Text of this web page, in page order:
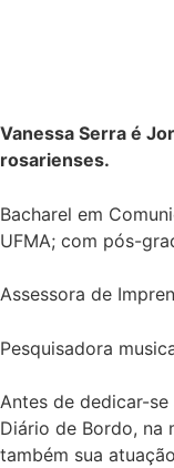
Vanessa Serra é
rosarienses.
Bacharel em
UFMA; com pós-
Assessora de
Pesquisadora
Antes de dedicar-
Diário de Bordo, na
também sua